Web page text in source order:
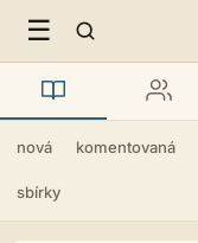
☰
nová komentovaná
sbírky